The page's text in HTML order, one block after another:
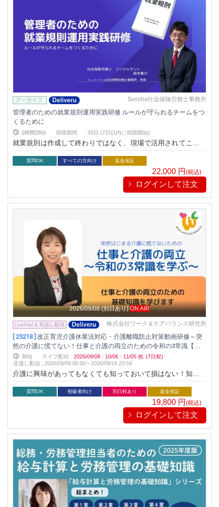
Suncha社会保険労務士事務所
管理者のための就業規則運用実践研修 ルールが守られるチームをつ
くるために
1時間28分 視聴期間 : 30日 (7日以内に視聴開始)
就業規則は作成して終わりではなく、現場で活用されてこそ価
値を発揮します。本講座では、管理者が就業規則を判断基準と
して活かし、上司と部下の認識ズレやルール未定着を防ぎ、安
心して働ける職場づくりにつなげる実践方法を学びます。
質問OK すべての方向け 返金保証
22,000 円(税込)
ログインして注文
2026/09/08 (別日あり) ON AIR
株式会社ワーク＆ケアバランス研究所
[ 25218 ] 改正育児介護休業法対応・介護離職防止対策動画研修～突
然の介護に慌てない！仕事と介護の両立のための令和の3常識【確
認テスト付き】
30分 ライブ配信 : 2026/09/08 · 10/06 · 11/05 他 (7日程)
見逃し配信 :2026/09/09 00:00～2026/09/16 23:59
介護に興味があってもなくても知っておいて損はない！知って
るだけで誰かのためになる、それが仕事と介護の両立のための
令和の3常識
質問OK 初級者向け 別日程あり 返金保証
19,800 円(税込)
ログインして注文